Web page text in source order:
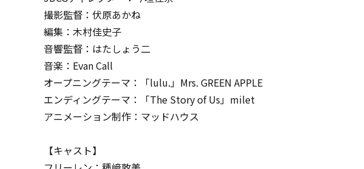
撮影監督：伏原あかね
編集：木村佳史子
音響監督：はたしょう二
音楽：Evan Call
オープニングテーマ：「lulu.」Mrs. GREEN APPLE
エンディングテーマ：「The Story of Us」milet
アニメーション制作：マッドハウス
【キャスト】